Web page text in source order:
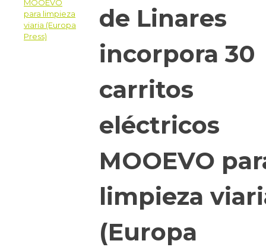
de Linares
incorpora 30
carritos
eléctricos
MOOEVO
limpieza
(Europa